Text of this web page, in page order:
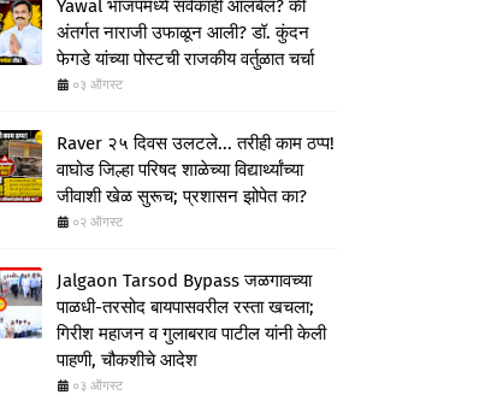
Yawal भाजपमध्ये सर्वकाही आलबेल? की
अंतर्गत नाराजी उफाळून आली? डॉ. कुंदन
फेगडे यांच्या पोस्टची राजकीय वर्तुळात चर्चा
०३ ऑगस्ट
Raver २५ दिवस उलटले... तरीही काम ठप्प!
वाघोड जिल्हा परिषद शाळेच्या विद्यार्थ्यांच्या
जीवाशी खेळ सुरूच; प्रशासन झोपेत का?
०२ ऑगस्ट
Jalgaon Tarsod Bypass जळगावच्या
पाळधी-तरसोद बायपासवरील रस्ता खचला;
गिरीश महाजन व गुलाबराव पाटील यांनी केली
पाहणी, चौकशीचे आदेश
०३ ऑगस्ट